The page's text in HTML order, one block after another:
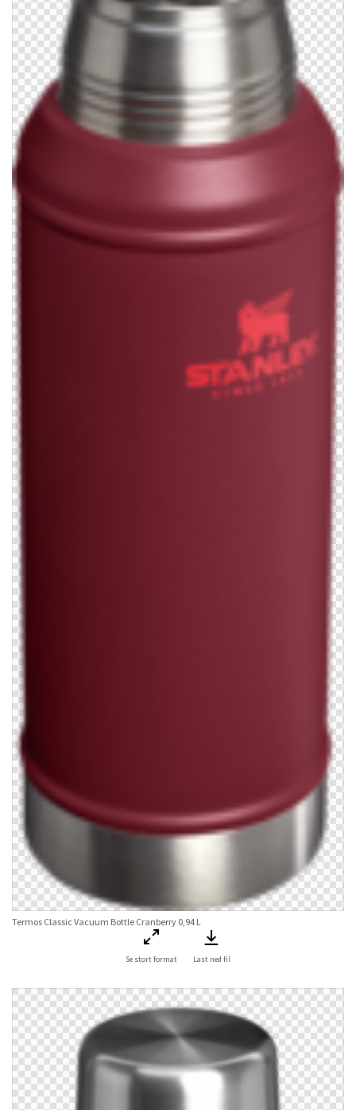
Termos Classic Vacuum Bottle Cranberry 0,94 L
Se stort format Last ned fil